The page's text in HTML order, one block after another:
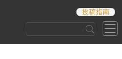
投稿指南